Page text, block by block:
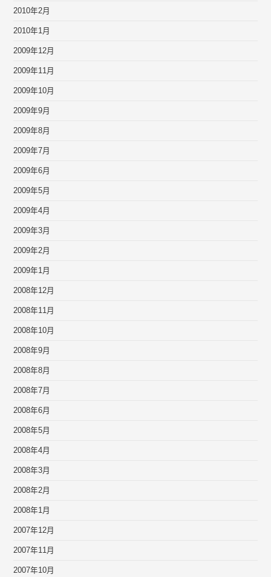
2010年2月
2010年1月
2009年12月
2009年11月
2009年10月
2009年9月
2009年8月
2009年7月
2009年6月
2009年5月
2009年4月
2009年3月
2009年2月
2009年1月
2008年12月
2008年11月
2008年10月
2008年9月
2008年8月
2008年7月
2008年6月
2008年5月
2008年4月
2008年3月
2008年2月
2008年1月
2007年12月
2007年11月
2007年10月